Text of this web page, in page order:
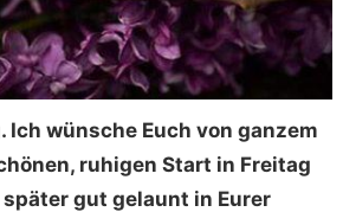
Ich wünsche Euch von ganzem
ruhigen Start in Freitag
gut gelaunt in Eurer